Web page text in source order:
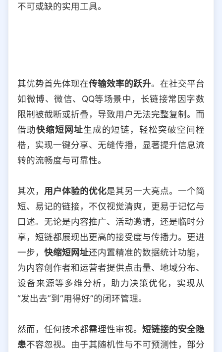
不可或缺的实用工具。
其优势首先体现在传输效率的跃升。在社交平台
如微博、微信、QQ等场景中，长链接常因字数
限制被截断或折叠，导致用户无法完整复制。而
借助快缩短网址生成的短链，轻松突破空间桎
梏，实现一键分享、无缝传播，显著提升信息流
转的流畅度与可靠性。
其次， 用户体验的优化是其另一大亮点。一个简
短、易记的链接，不仅视觉清爽，更易于记忆与
口述。无论是内容推广、活动邀请，还是临时分
享，短链都展现出更高的接受度与传播力。更进
一步， 快缩短网址还内置精准的数据统计功能，
为内容创作者和运营者提供点击量、地域分布、
设备来源等多维分析，助力决策优化，实现从
“发出去”到“用得好”的闭环管理。
然而，任何技术都需理性审视。 短链接的安全隐
患不容忽视。由于其随机性与不可预测性，部分